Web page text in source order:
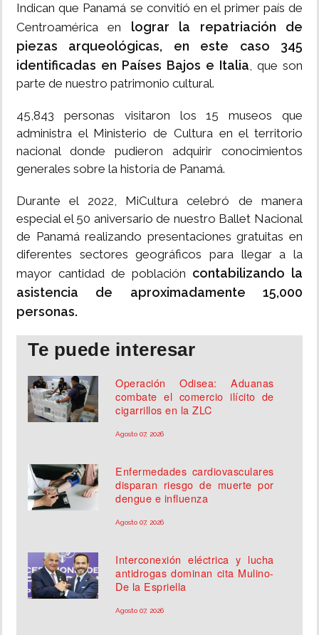
Indican que Panamá se convitió en el primer país de
Centroamérica en lograr la repatriación de
piezas arqueológicas, en este caso 345
identificadas en Países Bajos e Italia, que son
parte de nuestro patrimonio cultural.
45,843 personas visitaron los 15 museos que
administra el Ministerio de Cultura en el territorio
nacional donde pudieron adquirir conocimientos
generales sobre la historia de Panamá.
Durante el 2022, MiCultura celebró de manera
especial el 50 aniversario de nuestro Ballet Nacional
de Panamá realizando presentaciones gratuitas en
diferentes sectores geográficos para llegar a la
mayor cantidad de población contabilizando la
asistencia de aproximadamente 15,000
personas.
Te puede interesar
Operación Odisea: Aduanas
combate el comercio ilícito de
cigarrillos en la ZLC
Agosto 07, 2026
Enfermedades cardiovasculares
disparan riesgo de muerte por
dengue e influenza
Agosto 07, 2026
Interconexión eléctrica y lucha
antidrogas dominan cita Mulino-
De la Espriella
Agosto 07, 2026